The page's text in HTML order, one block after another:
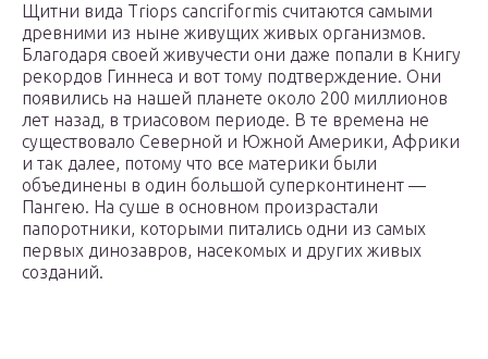
Щитни вида Triops cancriformis считаются самыми
древними из ныне живущих живых организмов.
Благодаря своей живучести они даже попали в Книгу
рекордов Гиннеса и вот тому подтверждение. Они
появились на нашей планете около 200 миллионов
лет назад, в триасовом периоде. В те времена не
существовало Северной и Южной Америки, Африки
и так далее, потому что все материки были
объединены в один большой суперконтинент —
Пангею. На суше в основном произрастали
папоротники, которыми питались одни из самых
первых динозавров, насекомых и других живых
созданий.